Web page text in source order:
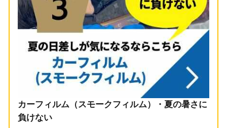
カーフィルム（スモークフィルム）・夏の暑さに
負けない